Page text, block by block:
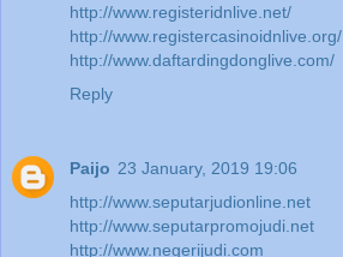
http://www.registeridnlive.net/
http://www.registercasinoidnlive.org/
http://www.daftardingdonglive.com/
Reply
Paijo 23 January, 2019 19:06
http://www.seputarjudionline.net
http://www.seputarpromojudi.net
http://www.negerijudi.com